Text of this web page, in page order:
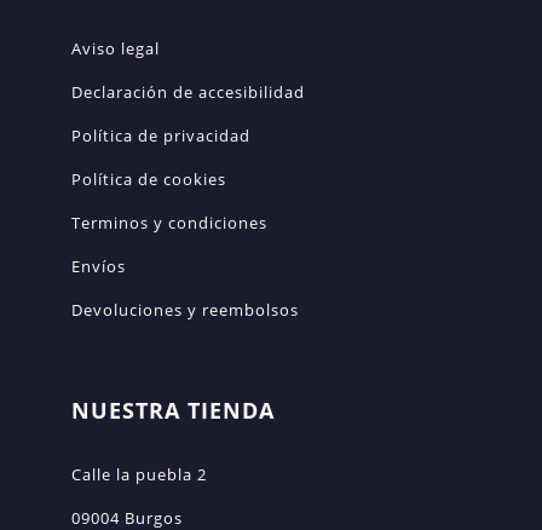
Aviso legal
Declaración de accesibilidad
Política de privacidad
Política de cookies
Terminos y condiciones
Envíos
Devoluciones y reembolsos
NUESTRA TIENDA
Calle la puebla 2
09004 Burgos